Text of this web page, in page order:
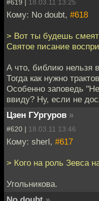
#619 | 18.03.11 13:25
Кому: No doubt, #618
> Вот ты будешь
Святое писание
А что, библию нельзя
Тогда как нужно
Особенно заповедь
ввиду? Ну, если не
Цзен ГУргуров »
#620 | 18.03.11 13:46
Кому: sherl, #617
> Кого на роль Зевса
Угольникова.